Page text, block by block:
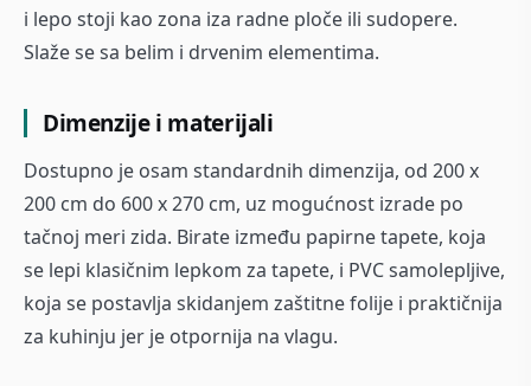
i lepo stoji kao zona iza radne ploče ili sudopere.
Slaže se sa belim i drvenim elementima.
Dimenzije i materijali
Dostupno je osam standardnih dimenzija, od 200 x
200 cm do 600 x 270 cm, uz mogućnost izrade po
tačnoj meri zida. Birate između papirne tapete, koja
se lepi klasičnim lepkom za tapete, i PVC samolepljive,
koja se postavlja skidanjem zaštitne folije i praktičnija
za kuhinju jer je otpornija na vlagu.